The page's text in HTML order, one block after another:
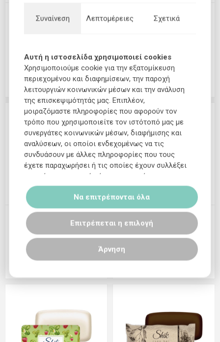
Σαπούνι «Apple Dreams»
Grand Sharm, συσκευασία 5
€5,00
ΠΡΟΣΘΗΚΗ
Σαπούνι με γλυκερίνη
«Άνθος φλαμουριάς και
€5,00
ΠΡΟΣΘΗΚΗ
Καλλυντικό σαπούνι L’
Ode «Μελισσόχορτο» 60 g
€1,40
ΠΡΟΣΘΗΚΗ
Καλλυντικό σαπούνι L’
Ode «Ιπποφαές» 60 g
€1,40
ΠΡΟΣΘΗΚΗ
Συναίνεση Λεπτομέρειες Σχετικά
Αυτή η ιστοσελίδα χρησιμοποιεί cookies
Χρησιμοποιούμε cookie για την εξατομίκευση
περιεχομένου και διαφημίσεων, την παροχή
λειτουργιών κοινωνικών μέσων και την ανάλυση
της επισκεψιμότητάς μας. Επιπλέον,
μοιραζόμαστε πληροφορίες που αφορούν τον
τρόπο που χρησιμοποιείτε τον ιστότοπό μας με
συνεργάτες κοινωνικών μέσων, διαφήμισης και
αναλύσεων, οι οποίοι ενδεχομένως να τις
συνδυάσουν με άλλες πληροφορίες που τους
έχετε παραχωρήσει ή τις οποίες έχουν συλλέξει
σε σχέση με την από μέρους σας χρήση των
υπηρεσιών τους.
Άρνηση
Επιτρέπεται η επιλογή
Να επιτρέπονται όλα